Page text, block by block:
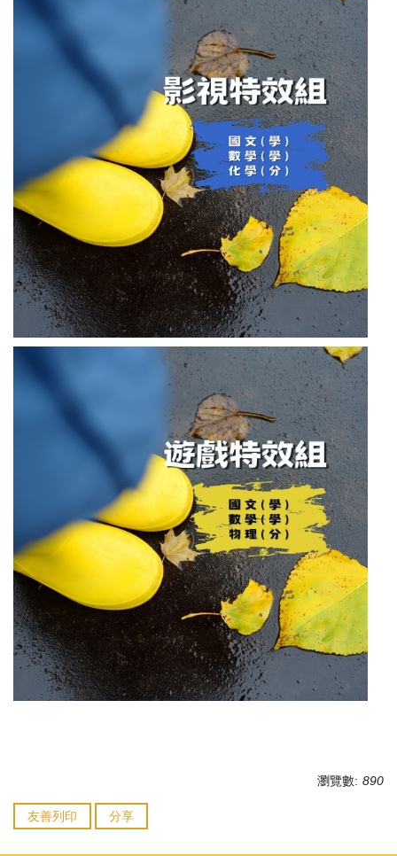
瀏覽數: 890
友善列印 分享